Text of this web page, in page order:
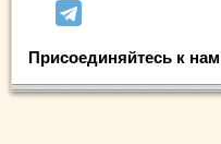
Присоединяйтесь к